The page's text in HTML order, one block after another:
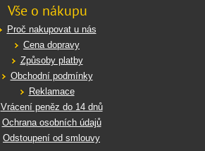
Vše o nákupu
Proč nakupovat u nás
Cena dopravy
Způsoby platby
Obchodní podmínky
Reklamace
Vrácení peněz do 14 dnů
Ochrana osobních údajů
Odstoupení od smlouvy